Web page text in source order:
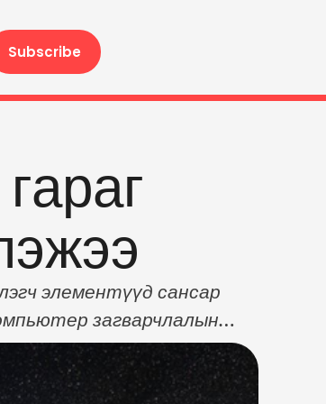
Subscribe
элементүүд сансар
загварчлалын
4.4 тэрбум жилийн
Мөргөлдөөний